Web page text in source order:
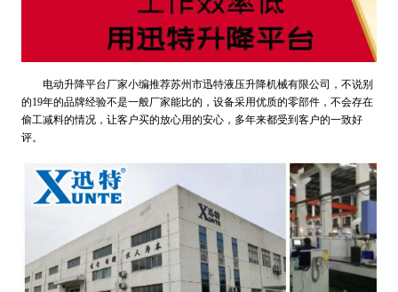
电动升降平台厂家小编推荐苏州市迅特液压升降机械有限公司，不说别
的19年的品牌经验不是一般厂家能比的，设备采用优质的零部件，不会存在
偷工减料的情况，让客户买的放心用的安心，多年来都受到客户的一致好
评。